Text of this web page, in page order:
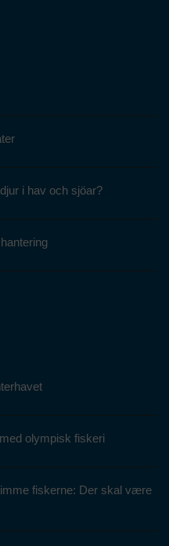
i hav och sjöar?
olympisk fiskeri
fiskerne: Der skal være